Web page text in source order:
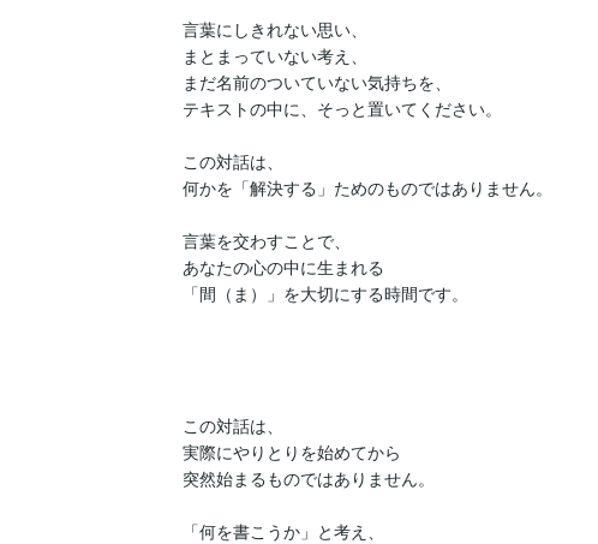
言葉にしきれない思い、
まとまっていない考え、
まだ名前のついていない気持ちを、
テキストの中に、そっと置いてください。
この対話は、
何かを「解決する」ためのものではありません。
言葉を交わすことで、
あなたの心の中に生まれる
「間（ま）」を大切にする時間です。
この対話は、
実際にやりとりを始めてから
突然始まるものではありません。
「何を書こうか」と考え、